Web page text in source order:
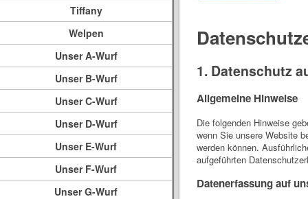
Tiffany
Welpen
Unser A-Wurf
Unser B-Wurf
Unser C-Wurf
Unser D-Wurf
Unser E-Wurf
Unser F-Wurf
Unser G-Wurf
1. Datenschutz
Allgemeine Hinweise
Die folgenden Hinweise
wenn Sie unsere Website
werden können.
aufgeführten
Datenerfassung auf